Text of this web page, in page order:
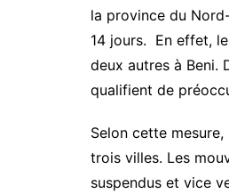
la province du
14 jours. En effet,
deux autres à Beni.
qualifient de
Selon cette
trois villes. Les
suspendus et vice